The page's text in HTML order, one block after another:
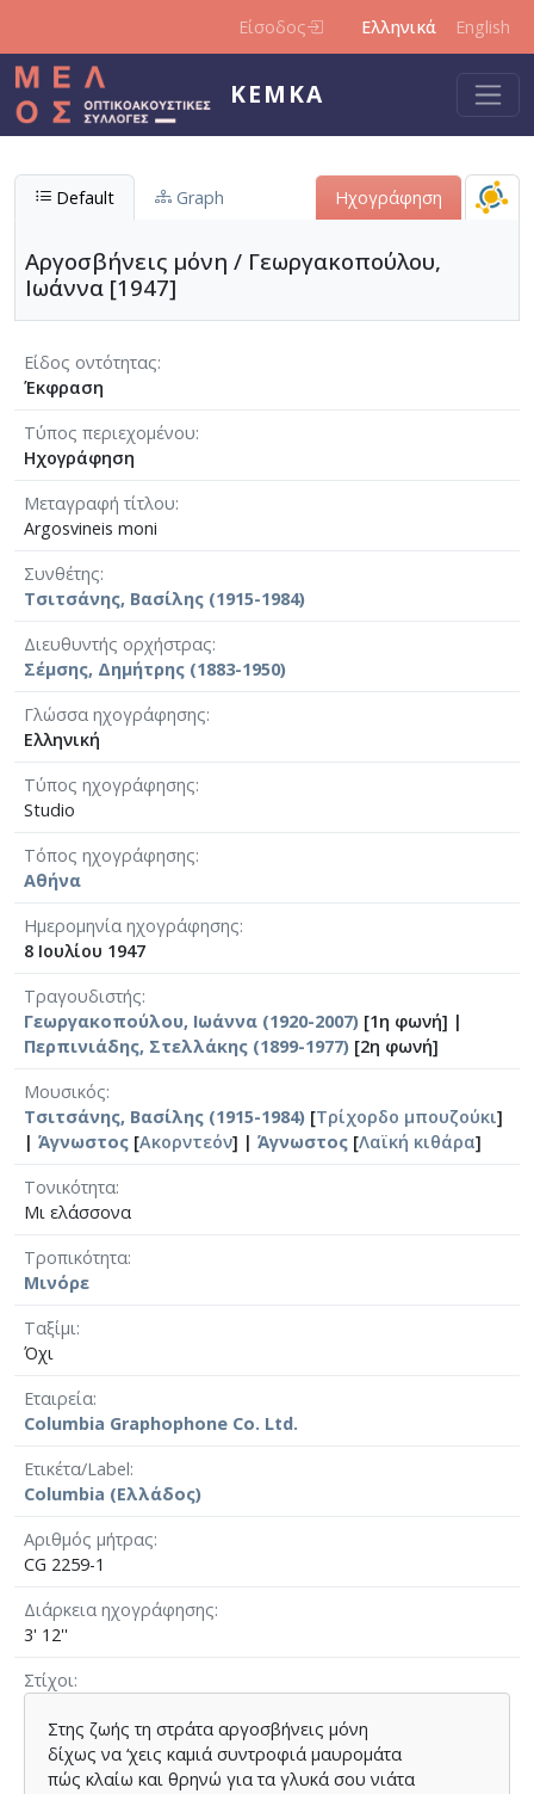
Είσοδος Ελληνικά English
ΚΕΜΚΑ
Default Graph Ηχογράφηση
Αργοσβήνεις μόνη / Γεωργακοπούλου,
Ιωάννα [1947]
Είδος οντότητας
Έκφραση
Τύπος περιεχομένου
Ηχογράφηση
Μεταγραφή τίτλου
Argosvineis moni
Συνθέτης
Τσιτσάνης, Βασίλης (1915-1984)
Διευθυντής ορχήστρας
Σέμσης, Δημήτρης (1883-1950)
Γλώσσα ηχογράφησης
Ελληνική
Τύπος ηχογράφησης
Studio
Τόπος ηχογράφησης
Αθήνα
Ημερομηνία ηχογράφησης
8 Ιουλίου 1947
Τραγουδιστής
Γεωργακοπούλου, Ιωάννα (1920-2007) [1η φωνή] |
Περπινιάδης, Στελλάκης (1899-1977) [2η φωνή]
Μουσικός
Τσιτσάνης, Βασίλης (1915-1984) [Τρίχορδο μπουζούκι]
| Άγνωστος [Ακορντεόν] | Άγνωστος [Λαϊκή κιθάρα]
Τονικότητα
Μι ελάσσονα
Τροπικότητα
Μινόρε
Ταξίμι
Όχι
Εταιρεία
Columbia Graphophone Co. Ltd.
Ετικέτα/Label
Columbia (Ελλάδος)
Αριθμός μήτρας
CG 2259-1
Διάρκεια ηχογράφησης
3' 12''
Στίχοι
Στης ζωής τη στράτα αργοσβήνεις μόνη
δίχως να ‘χεις καμιά συντροφιά μαυρομάτα
πώς κλαίω και θρηνώ για τα γλυκά σου νιάτα